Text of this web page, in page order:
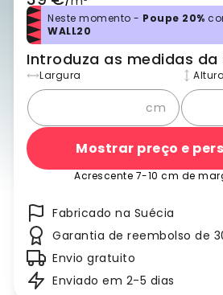
Neste momento - Poupe 20%
WALL20
Introduza as medidas da
Largura
cm
Altura
Mostrar preço e
Acrescente 7-10 cm de
Fabricado na Suécia
Garantia de reembolso de
Envio gratuito
Enviado em 2-5 dias